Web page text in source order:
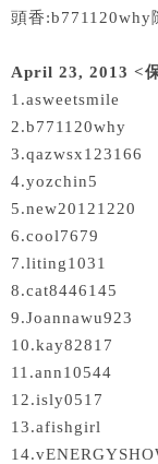
頭香:b771120why
April 23, 2013 <
1.asweetsmile
2.b771120why
3.qazwsx123166
4.yozchin5
5.new20121220
6.cool7679
7.liting1031
8.cat8446145
9.Joannawu923
10.kay82817
11.ann10544
12.isly0517
13.afishgirl